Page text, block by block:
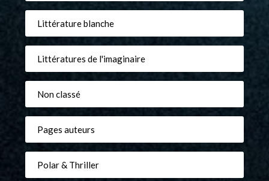
Littérature blanche
Littératures de l'imaginaire
Non classé
Pages auteurs
Polar & Thriller